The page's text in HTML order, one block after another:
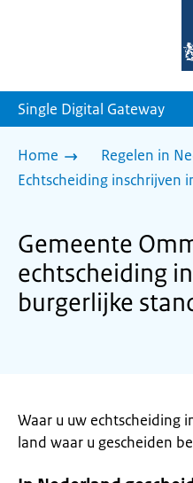
Single Digital Gateway
Home
Regelen in
Echtscheiding inschrijven
Gemeente
echtscheiding
burgerlijke
Waar u uw echtscheiding
land waar u gescheiden